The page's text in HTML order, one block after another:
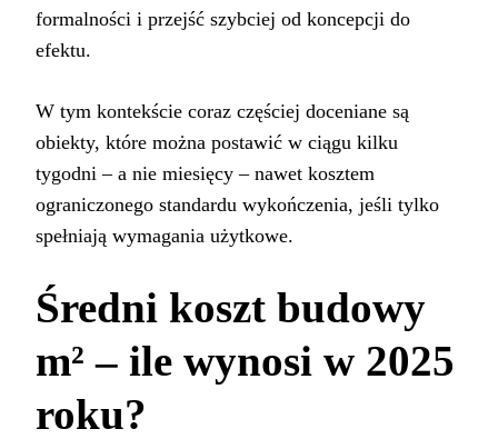
formalności i przejść szybciej od koncepcji do
efektu.
W tym kontekście coraz częściej doceniane są
obiekty, które można postawić w ciągu kilku
tygodni – a nie miesięcy – nawet kosztem
ograniczonego standardu wykończenia, jeśli tylko
spełniają wymagania użytkowe.
Średni koszt budowy
m² – ile wynosi w 2025
roku?